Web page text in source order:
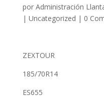
por Administración
| Uncategorized | 0
ZEXTOUR
185/70R14
ES655